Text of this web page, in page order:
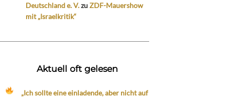
Deutschland e. V.zuZDF-Mauershow
mit „Israelkritik“
Aktuell oft gelesen
„Ich sollte eine einladende, aber nicht auf